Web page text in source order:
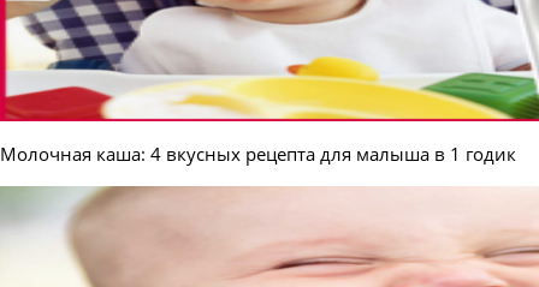
Молочная каша: 4 вкусных рецепта для малыша в 1 годик